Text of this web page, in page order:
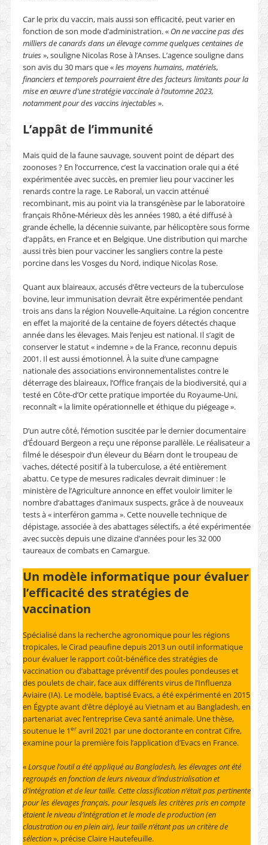
Car le prix du vaccin, mais aussi son efficacité, peut varier en
fonction de son mode d’administration. « On ne vaccine pas des
milliers de canards dans un élevage comme quelques centaines de
truies», souligne Nicolas Rose à l’Anses. L’agence souligne dans
son avis du 30 mars que «les moyens humains, matériels,
financiers et temporels pourraient être des facteurs limitants pour la
mise en œuvre d’une stratégie vaccinale à l’automne 2023,
notamment pour des vaccins injectables».
L’appât de l’immunité
Mais quid de la faune sauvage, souvent point de départ des
zoonoses ? En l’occurrence, c’est la vaccination orale qui a été
expérimentée avec succès, en premier lieu pour vacciner les
renards contre la rage. Le Raboral, un vaccin atténué
recombinant, mis au point via la transgénèse par le laboratoire
français Rhône-Mérieux dès les années 1980, a été diffusé à
grande échelle, la décennie suivante, par hélicoptère sous forme
d’appâts, en France et en Belgique. Une distribution qui marche
aussi très bien pour vacciner les sangliers contre la peste
porcine dans les Vosges du Nord, indique Nicolas Rose.
Quant aux blaireaux, accusés d’être vecteurs de la tuberculose
bovine, leur immunisation devrait être expérimentée pendant
trois ans dans la région Nouvelle-Aquitaine. La région concentre
en effet la majorité de la centaine de foyers détectés chaque
année dans les élevages. Mais l’enjeu est national. Il s’agit de
conserver le statut « indemne » de la France, reconnu depuis
2001. Il est aussi émotionnel. À la suite d’une campagne
nationale des associations environnementalistes contre le
déterrage des blaireaux, l’Office français de la biodiversité, qui a
testé en Côte-d’Or cette pratique importée du Royaume-Uni,
reconnaît « la limite opérationnelle et éthique du piégeage ».
D’un autre côté, l’émotion suscitée par le dernier documentaire
d’Édouard Bergeon a reçu une réponse parallèle. Le réalisateur a
filmé le désespoir d’un éleveur du Béarn dont le troupeau de
vaches, détecté positif à la tuberculose, a été entièrement
abattu. Ce type de mesures radicales devrait diminuer : le
ministère de l’Agriculture annonce en effet vouloir limiter le
nombre d’abattages d’animaux suspects, grâce à de nouveaux
tests à « interféron gamma ». Cette nouvelle technique de
dépistage, associée à des abattages sélectifs, a été expérimentée
avec succès depuis une dizaine d’années pour les 32 000
taureaux de combats en Camargue.
Un modèle informatique pour évaluer
l’efficacité des stratégies de
vaccination
Spécialisé dans la recherche agronomique pour les régions
tropicales, le Cirad peaufine depuis 2013 un outil informatique
pour évaluer le rapport coût-bénéfice des stratégies de
vaccination ou d’abattage préventif des poules pondeuses et
des poulets de chair, face aux différents virus de l’Influenza
Aviaire (IA). Le modèle, baptisé Evacs, a été expérimenté en 2015
en Égypte avant d’être déployé au Vietnam et au Bangladesh, en
partenariat avec l’entreprise Ceva santé animale. Une thèse,
soutenue le 1eravril 2021 par une doctorante en contrat Cifre,
examine pour la première fois l’application d’Evacs en France.
«Lorsque l’outil a été appliqué au Bangladesh, les élevages ont été
regroupés en fonction de leurs niveaux d’industrialisation et
d’intégration et de leur taille. Cette classification n’était pas pertinente
pour les élevages français, pour lesquels les critères pris en compte
étaient le niveau d’intégration et le mode de production (en
claustration ou en plein air), leur taille n’étant pas un critère de
sélection», précise Claire Hautefeuille.